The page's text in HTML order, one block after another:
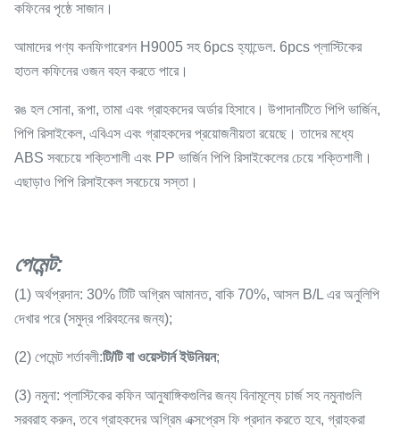
কফিনের পৃষ্ঠে সাজান।
আমাদের পণ্য কনফিগারেশন H9005 সহ 6pcs হ্যান্ডেল. 6pcs প্লাস্টিকের
হাতল কফিনের ওজন বহন করতে পারে।
রঙ হল সোনা, রূপা, তামা এবং গ্রাহকদের অর্ডার হিসাবে। উপাদানটিতে পিপি ভার্জিন,
পিপি রিসাইকেল, এবিএস এবং গ্রাহকদের প্রয়োজনীয়তা রয়েছে। তাদের মধ্যে
ABS সবচেয়ে শক্তিশালী এবং PP ভার্জিন পিপি রিসাইকেলের চেয়ে শক্তিশালী।
এছাড়াও পিপি রিসাইকেল সবচেয়ে সস্তা।
পেমেন্ট:
(1) অর্থপ্রদান: 30% টিটি অগ্রিম আমানত, বাকি 70%, আসল B/L এর অনুলিপি
দেখার পরে (সমুদ্র পরিবহনের জন্য);
(2) পেমেন্ট শর্তাবলী:টি/টি বা ওয়েস্টার্ন ইউনিয়ন;
(3) নমুনা: প্লাস্টিকের কফিন আনুষাঙ্গিকগুলির জন্য বিনামূল্যে চার্জ সহ নমুনাগুলি
সরবরাহ করুন, তবে গ্রাহকদের অগ্রিম এক্সপ্রেস ফি প্রদান করতে হবে, গ্রাহকরা